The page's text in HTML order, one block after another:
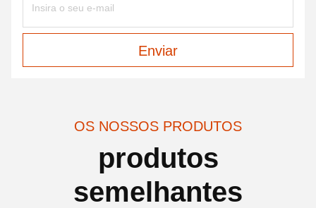
Enviar
OS NOSSOS PRODUTOS
produtos
semelhantes